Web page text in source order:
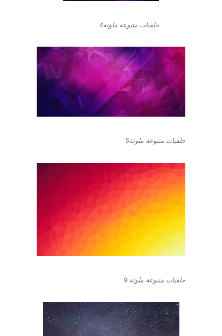
خلفيات متنوعة ملونة4
خلفيات متنوعة ملونة5
خلفيات متنوعة ملونة 9